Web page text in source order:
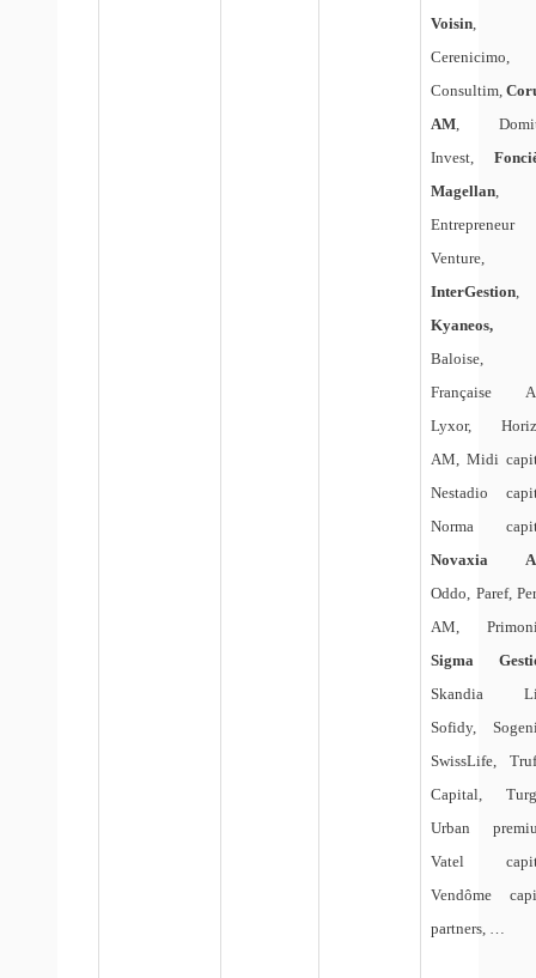
Voisin
Cerenicimo,
Consultim,
AM ,
Invest,
Magellan
Entrepreneur
Venture,
InterGestion
Kyaneos,
Baloise,
Française
Lyxor,
AM, Midi
Nestadio
Norma
Novaxia
Oddo, Paref,
AM,
Sigma
Skandia
Sofidy,
SwissLife,
Capital,
Urban
Vatel
Vendôme
partners, …